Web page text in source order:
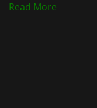
Read More